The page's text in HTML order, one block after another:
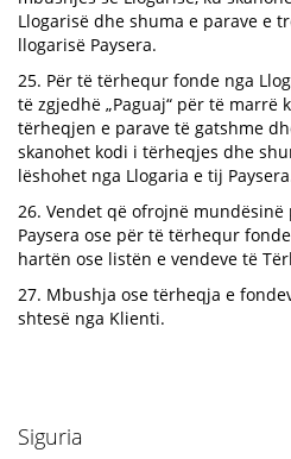
Llogarisë dhe shuma e parave e
llogarisë Paysera.
25. Për të tërhequr fonde nga
të zgjedhë „Paguaj“ për të marrë
tërheqjen e parave të gatshme
skanohet kodi i tërheqjes dhe
lëshohet nga Llogaria e tij
26. Vendet që ofrojnë
Paysera ose për të tërhequr
hartën ose listën e vendeve të
27. Mbushja ose tërheqja e
shtesë nga Klienti.
Siguria